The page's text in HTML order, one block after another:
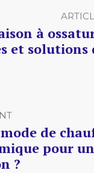
à
et solutions
de
pour
?